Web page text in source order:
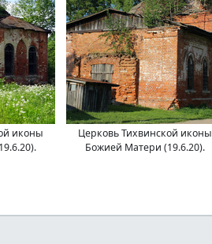
иконы
Церковь Тихвинской иконы
Божией Матери (19.6.20).